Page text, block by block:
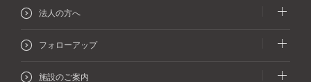
協会けんぽの方：
協会けんぽ以外の方：
協会けんぽ以外の方：
協会けんぽの方：
協会けんぽの方：生活習慣病予防健診等のオプション検査
協会けんぽ以外の方：
法人の方へ
企業健診（施設健診／巡回健診）
法定健診
フォローアップ
再検査・精密検査
施設のご案内